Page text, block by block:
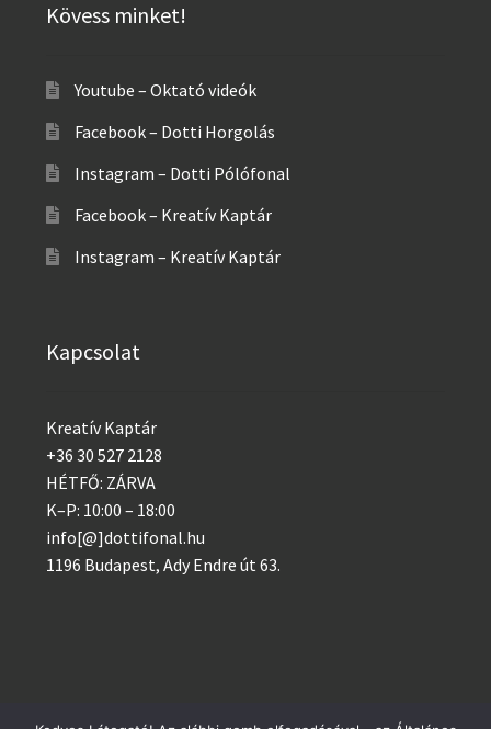
Kövess minket!
Youtube – Oktató videók
Facebook – Dotti Horgolás
Instagram – Dotti Pólófonal
Facebook – Kreatív Kaptár
Instagram – Kreatív Kaptár
Kapcsolat
Kreatív Kaptár
+36 30 527 2128
HÉTFŐ: ZÁRVA
K–P: 10:00 – 18:00
info[@]dottifonal.hu
1196 Budapest, Ady Endre út 63.